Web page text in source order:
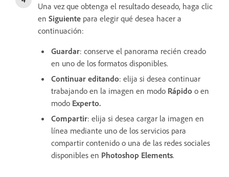
Una vez que obtenga el resultado deseado, haga clic
en Siguiente para elegir qué desea hacer a
continuación:
Guardar: conserve el panorama recién creado
en uno de los formatos disponibles.
Continuar editando: elija si desea continuar
trabajando en la imagen en modo Rápido o en
modo Experto.
Compartir: elija si desea cargar la imagen en
línea mediante uno de los servicios para
compartir contenido o una de las redes sociales
disponibles en Photoshop Elements.